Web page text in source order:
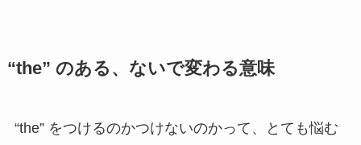
“the” のある、ないで変わる意味
“the” をつけるのかつけないのかって、とても悩む